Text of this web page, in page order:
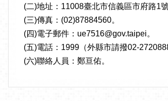
(二)地址：11008臺北市信義區市府路1
(三)傳真：(02)87884560。
(四)電子郵件：ue7516@gov.taipei。
(五)電話：1999（外縣市請撥02-
(六)聯絡人員：鄭亘佑。